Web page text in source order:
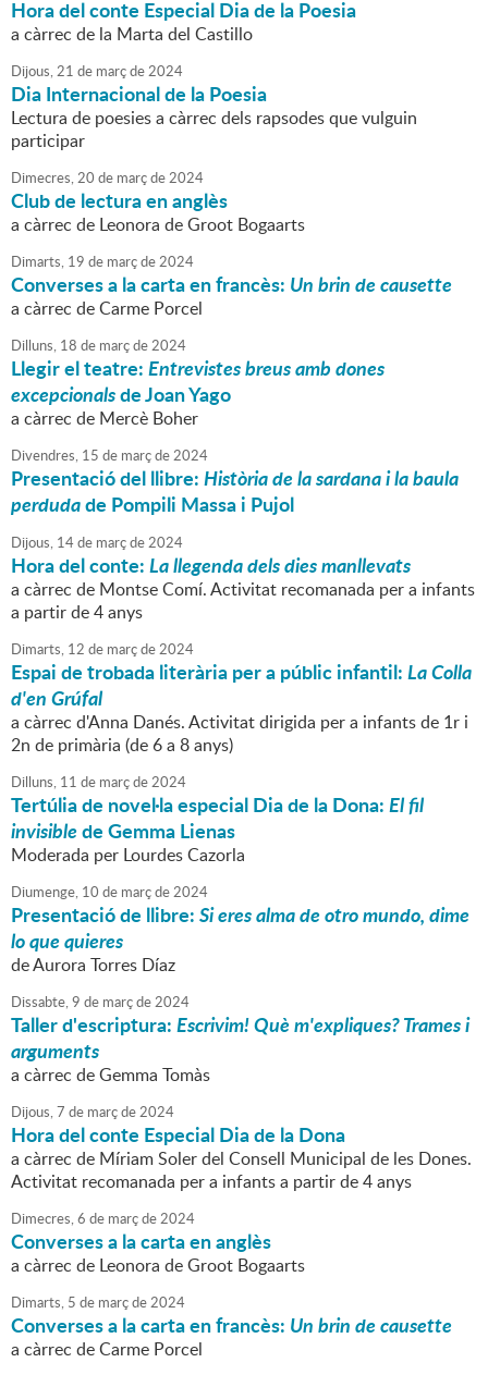
Hora del conte Especial Dia de la Poesia
a càrrec de la Marta del Castillo
Dijous,21 de marçde2024
Dia Internacional de la Poesia
Lectura de poesies a càrrec dels rapsodes que vulguin
participar
Dimecres,20 de marçde2024
Club de lectura en anglès
a càrrec de Leonora de Groot Bogaarts
Dimarts, 19 de marçde2024
Converses a la carta en francès: Un brin de causette
a càrrec de Carme Porcel
Dilluns, 18 de marçde2024
Llegir el teatre:Entrevistes breus amb dones
excepcionalsde Joan Yago
a càrrec de Mercè Boher
Divendres, 15 de marçde2024
Presentació del llibre:Història de la sardana i la baula
perdudade Pompili Massa i Pujol
Dijous, 14de marçde2024
Hora del conte:La llegenda dels dies manllevats
a càrrec de Montse Comí. Activitat recomanada per a infants
a partir de 4 anys
Dimarts, 12 de marçde2024
Espai de trobada literària per a públic infantil:La Colla
d'en Grúfal
a càrrec d'Anna Danés. Activitat dirigida per a infants de 1r i
2n de primària (de 6 a 8 anys)
Dilluns, 11 de marçde2024
Tertúlia de novel·la especial Dia de la Dona:El fil
invisiblede Gemma Lienas
Moderada per Lourdes Cazorla
Diumenge, 10 de marçde2024
Presentació de llibre:Si eres alma de otro mundo, dime
lo que quieres
de Aurora Torres Díaz
Dissabte,9 de marçde2024
Taller d'escriptura:Escrivim! Què m'expliques? Trames i
arguments
a càrrec de Gemma Tomàs
Dijous,7 de marçde2024
Hora del conte Especial Dia de la Dona
a càrrec de Míriam Soler del Consell Municipal de les Dones.
Activitat recomanada per a infants a partir de 4 anys
Dimecres,6 de marçde2024
Converses a la carta en anglès
a càrrec de Leonora de Groot Bogaarts
Dimarts, 5 de marçde2024
Converses a la carta en francès: Un brin de causette
a càrrec de Carme Porcel